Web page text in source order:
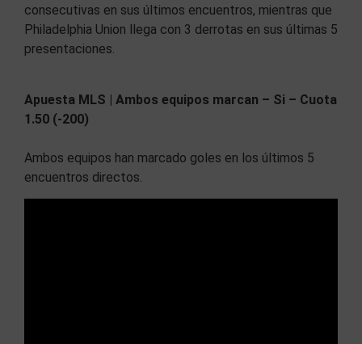
consecutivas en sus últimos encuentros, mientras que
Philadelphia Union llega con 3 derrotas en sus últimas 5
presentaciones.
Apuesta MLS | Ambos equipos marcan – Si – Cuota
1.50 (-200)
Ambos equipos han marcado goles en los últimos 5
encuentros directos.